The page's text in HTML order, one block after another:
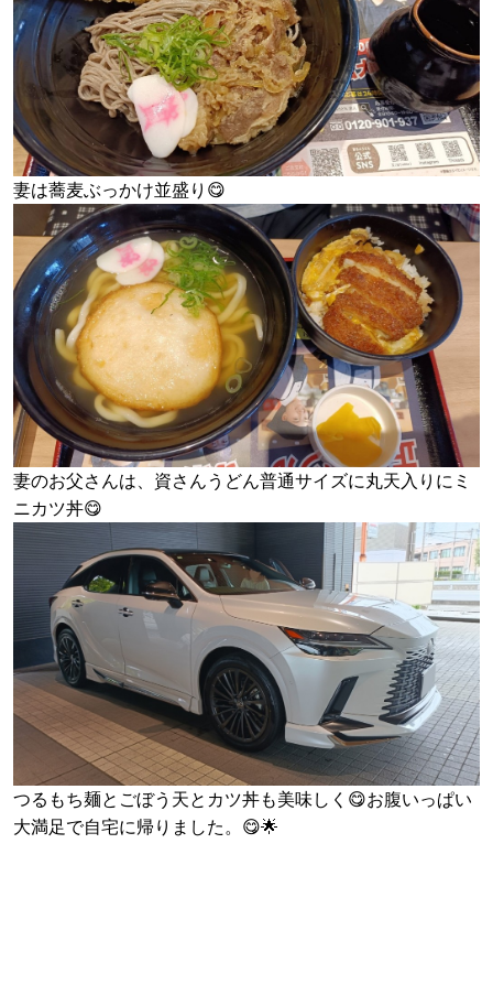
妻は蕎麦ぶっかけ並盛り😋
妻のお父さんは、資さんうどん普通サイズに丸天入りにミ
ニカツ丼😋
つるもち麺とごぼう天とカツ丼も美味しく😋お腹いっぱい
大満足で自宅に帰りました。😋🌟